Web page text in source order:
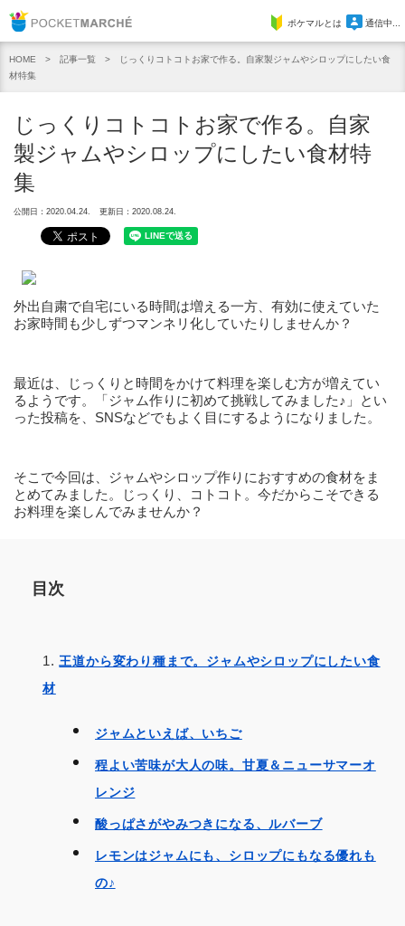
Pocket Marcheポケマルとは 通信中...
HOME 記事一覧
じっくりコトコトお家で作る。自家製ジャムやシロップにしたい食
材特集
じっくりコトコトお家で作る。自家
製ジャムやシロップにしたい食材特
集
公開日：2020.04.24. 更新日：2020.08.24.
外出自粛で自宅にいる時間は増える一方、有効に使えていた
お家時間も少しずつマンネリ化していたりしませんか？
最近は、じっくりと時間をかけて料理を楽しむ方が増えてい
るようです。「ジャム作りに初めて挑戦してみました♪」とい
った投稿を、SNSなどでもよく目にするようになりました。
そこで今回は、ジャムやシロップ作りにおすすめの食材をま
とめてみました。じっくり、コトコト。今だからこそできる
お料理を楽しんでみませんか？
目次
王道から変わり種まで。ジャムやシロップにしたい食
材
ジャムといえば、いちご
程よい苦味が大人の味。甘夏＆ニューサマーオ
レンジ
酸っぱさがやみつきになる、ルバーブ
レモンはジャムにも、シロップにもなる優れも
の♪